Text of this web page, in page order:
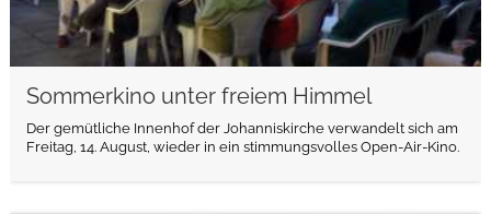
Sommerkino unter freiem Himmel
Der gemütliche Innenhof der Johanniskirche verwandelt sich am
Freitag, 14. August, wieder in ein stimmungsvolles Open-Air-Kino.